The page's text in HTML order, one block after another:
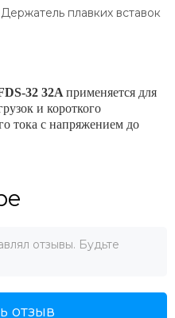
Держатель плавких вставок
32 32A применяется для
и короткого
тока с напряжением до
отзывы. Будьте
отзыв